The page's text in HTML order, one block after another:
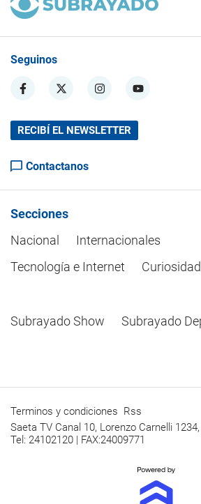
Seguinos
RECIBÍ EL NEWSLETTER
Contactanos
Secciones
Nacional
Internacionales
Tecnología e Internet
Subrayado Show Subrayado
Terminos y condiciones Rss
Saeta TV Canal 10, Lorenzo Carnelli
Tel: 24102120 | FAX:24009771